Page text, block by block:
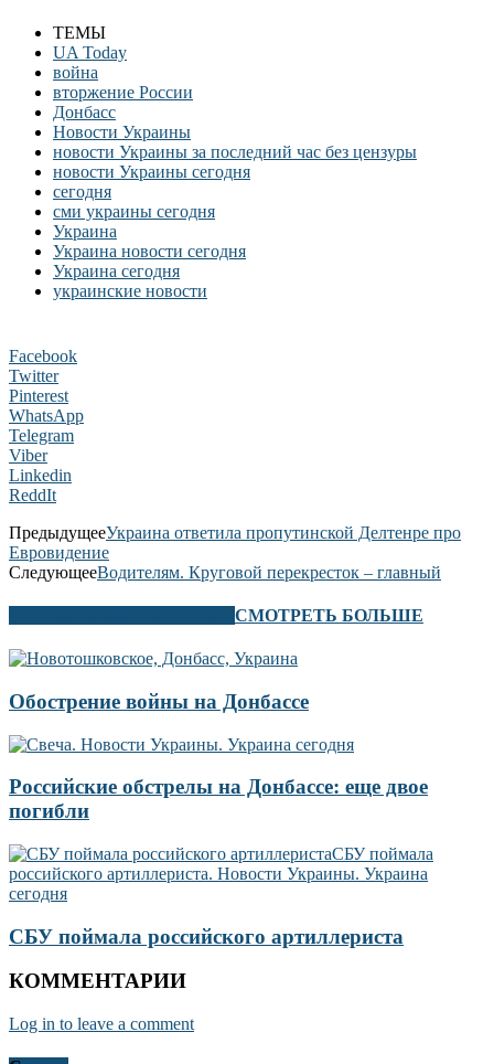
ТЕМЫ
UA Today
война
вторжение России
Донбасс
Новости Украины
новости Украины за последний час без цензуры
новости Украины сегодня
сегодня
сми украины сегодня
Украина
Украина новости сегодня
Украина сегодня
украинские новости
Facebook
Twitter
Pinterest
WhatsApp
Telegram
Viber
Linkedin
ReddIt
ПредыдущееУкраина ответила пропутинской Делтенре про
Евровидение
СледующееВодителям. Круговой перекресток – главный
СМОТРЕТЬ БОЛЬШЕ
Обострение войны на Донбассе
Российские обстрелы на Донбассе: еще двое
погибли
СБУ поймала российского артиллериста
КОММЕНТАРИИ
Log in to leave a comment